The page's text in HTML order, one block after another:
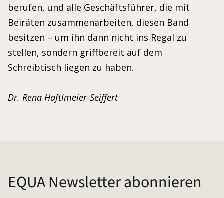
berufen, und alle Geschäftsführer, die mit
Beiräten zusammenarbeiten, diesen Band
besitzen – um ihn dann nicht ins Regal zu
stellen, sondern griffbereit auf dem
Schreibtisch liegen zu haben.
Dr. Rena Haftlmeier-Seiffert
EQUA Newsletter abonnieren